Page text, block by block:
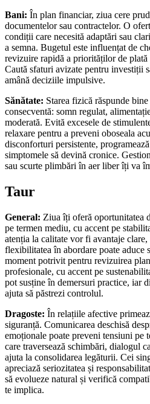
Bani: În plan financiar, ziua cere
documentelor sau contractelor. O
condiții care necesită adaptări sau
a semna. Bugetul este influențat de
revizuire rapidă a priorităților de
Caută sfaturi avizate pentru investiții
amână deciziile impulsive.
Sănătate: Starea fizică răspunde
consecventă: somn regulat,
moderată. Evită excesele de
relaxare pentru a preveni oboseala
disconforturi persistente,
simptomele să devină cronice.
sau scurte plimbări în aer liber îți va
Taur
General: Ziua îți oferă oportunitatea
pe termen mediu, cu accent pe
atenția la calitate vor fi avantaje
flexibilitatea în abordare poate aduce
moment potrivit pentru revizuirea
profesionale, cu accent pe
pot susține în demersuri practice, iar
ajuta să păstrezi controlul.
Dragoste: În relațiile afective
siguranță. Comunicarea deschisă
emoționale poate preveni tensiuni pe
care traversează schimbări, dialogul
ajuta la consolidarea legăturii. Cei
apreciază seriozitatea și
să evolueze natural și verifică
te implica.